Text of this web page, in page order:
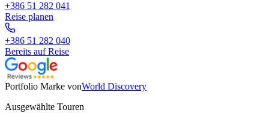
+386 51 282 041
Reise planen
+386 51 282 040
Bereits auf Reise
Portfolio Marke vonWorld Discovery
Ausgewählte Touren